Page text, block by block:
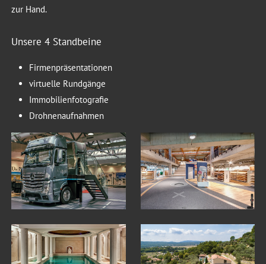
zur Hand.
Unsere 4 Standbeine
Firmenpräsentationen
virtuelle Rundgänge
Immobilienfotografie
Drohnenaufnahmen